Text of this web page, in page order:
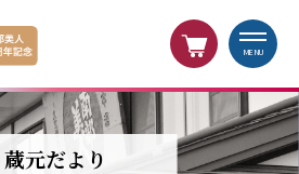
MENU
蔵元だより